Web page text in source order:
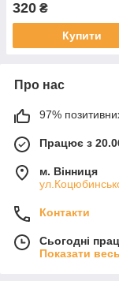
320 ₴
Купити
Про нас
97%
Працює з
м. Вінниця
Контакти
Сьогодні
Показати